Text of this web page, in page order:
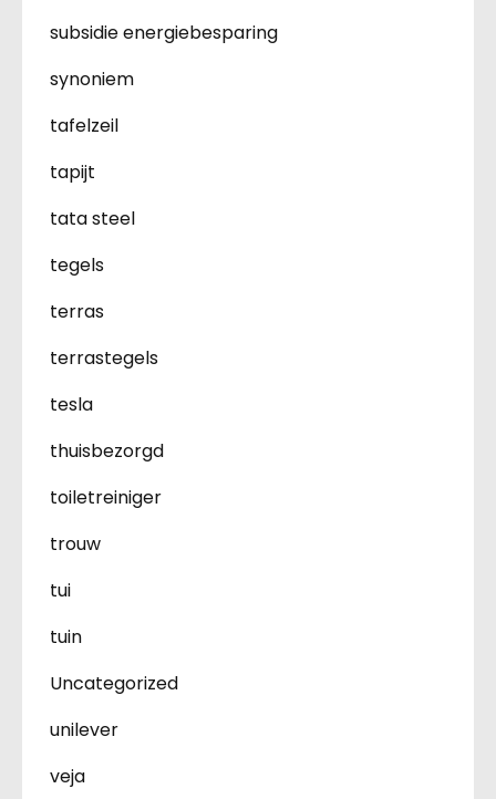
subsidie energiebesparing
synoniem
tafelzeil
tapijt
tata steel
tegels
terras
terrastegels
tesla
thuisbezorgd
toiletreiniger
trouw
tui
tuin
Uncategorized
unilever
veja